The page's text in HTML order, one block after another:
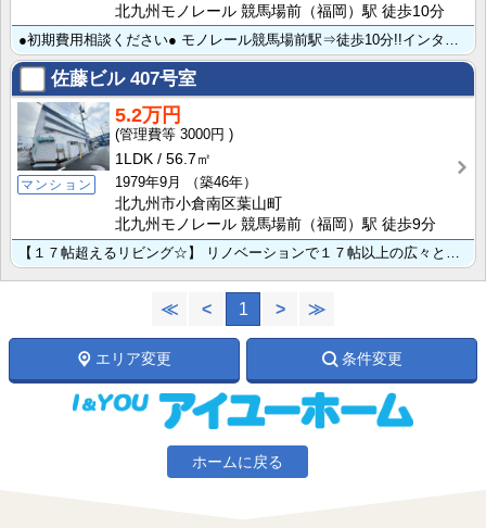
北九州モノレール 競馬場前（福岡）駅 徒歩10分
佐藤ビル 407号室
マンション
5.2万円
3000円
1LDK
56.7㎡
1979年9月
（築46年）
北九州市小倉南区葉山町
北九州モノレール 競馬場前（福岡）駅 徒歩9分
≪ < 1 > ≫
エリア変更 条件変更
ホームに戻る